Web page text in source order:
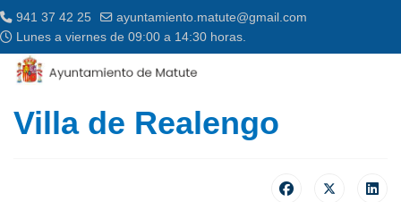
941 37 42 25
ayuntamiento.matute@gmail.com
Lunes a viernes de 09:00 a 14:30 horas.
Villa de Realengo